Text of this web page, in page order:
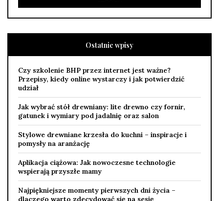
Ostatnie wpisy
Czy szkolenie BHP przez internet jest ważne?
Przepisy, kiedy online wystarczy i jak potwierdzić
udział
Jak wybrać stół drewniany: lite drewno czy fornir,
gatunek i wymiary pod jadalnię oraz salon
Stylowe drewniane krzesła do kuchni – inspiracje i
pomysły na aranżację
Aplikacja ciążowa: Jak nowoczesne technologie
wspierają przyszłe mamy
Najpiękniejsze momenty pierwszych dni życia –
dlaczego warto zdecydować się na sesję